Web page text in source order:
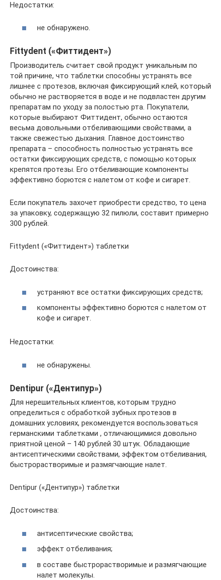
Недостатки:
не обнаружено.
Fittydent («Фиттидент»)
Производитель считает свой продукт уникальным по
той причине, что таблетки способны устранять все
лишнее с протезов, включая фиксирующий клей, который
обычно не растворяется в воде и не подвластен другим
препаратам по уходу за полостью рта. Покупатели,
которые выбирают Фиттидент, обычно остаются
весьма довольными отбеливающими свойствами, а
также свежестью дыхания. Главное достоинство
препарата – способность полностью устранять все
остатки фиксирующих средств, с помощью которых
крепятся протезы. Его отбеливающие компоненты
эффективно борются с налетом от кофе и сигарет.
Если покупатель захочет приобрести средство, то цена
за упаковку, содержащую 32 пилюли, составит примерно
300 рублей.
Fittydent («Фиттидент») таблетки
Достоинства:
устраняют все остатки фиксирующих средств;
компоненты эффективно борются с налетом от
кофе и сигарет.
Недостатки:
не обнаружены.
Dentipur («Дентипур»)
Для нерешительных клиентов, которым трудно
определиться с обработкой зубных протезов в
домашних условиях, рекомендуется воспользоваться
германскими таблетками , отличающимися довольно
приятной ценой – 140 рублей 30 штук. Обладающие
антисептическими свойствами, эффектом отбеливания,
быстрорастворимые и размягчающие налет.
Dentipur («Дентипур») таблетки
Достоинства:
антисептические свойства;
эффект отбеливания;
в составе быстрорастворимые и размягчающие
налет молекулы.